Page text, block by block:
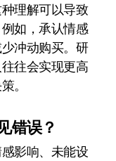
理解可以导致
如，承认情感
冲动购买。研
往会实现更高
。
错误？
影响、未能设